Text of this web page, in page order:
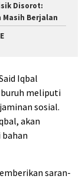
Disorot:
Berjalan
Iqbal
buruh meliputi
sosial.
akan
saran-